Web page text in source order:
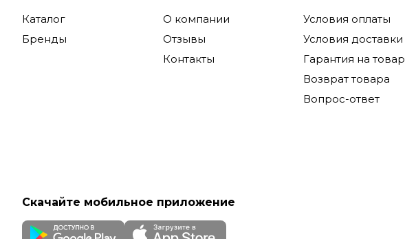
Каталог
Бренды
О компании
Отзывы
Контакты
Условия оплаты
Условия доставки
Гарантия на товар
Возврат товара
Вопрос-ответ
Скачайте мобильное приложение